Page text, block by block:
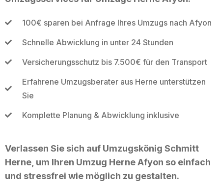
100€ sparen bei Anfrage Ihres Umzugs nach Afyon
Schnelle Abwicklung in unter 24 Stunden
Versicherungsschutz bis 7.500€ für den Transport
Erfahrene Umzugsberater aus Herne unterstützen
Sie
Komplette Planung & Abwicklung inklusive
Verlassen Sie sich auf Umzugskönig Schmitt
Herne, um Ihren Umzug Herne Afyon so einfach
und stressfrei wie möglich zu gestalten.